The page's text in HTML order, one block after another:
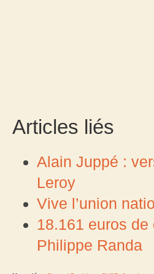
Articles liés
Alain Juppé :
Leroy
Vive l’union
18.161 euros
Philippe Randa